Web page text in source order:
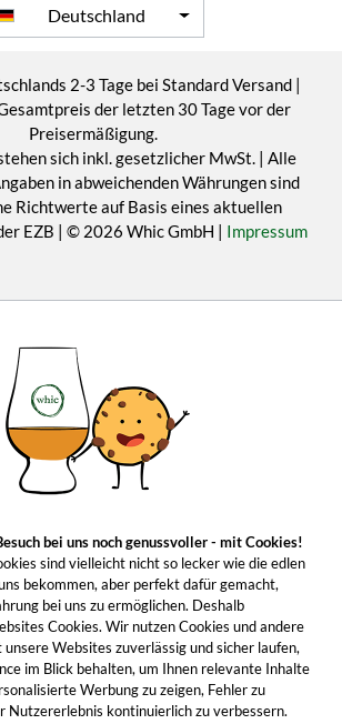
Deutschland
2-3 Tage bei Standard Versand |
der letzten 30 Tage vor der
Preisermäßigung.
sich inkl. gesetzlicher MwSt. | Alle
in abweichenden Währungen sind
Richtwerte auf Basis eines aktuellen
EZB | © 2026 Whic GmbH | Impressum
bei uns noch genussvoller - mit Cookies!
sind vielleicht nicht so lecker wie die edlen
bekommen, aber perfekt dafür gemacht,
bei uns zu ermöglichen. Deshalb
Cookies. Wir nutzen Cookies und andere
unsere Websites zuverlässig und sicher laufen,
im Blick behalten, um Ihnen relevante Inhalte
Werbung zu zeigen, Fehler zu
Nutzererlebnis kontinuierlich zu verbessern.